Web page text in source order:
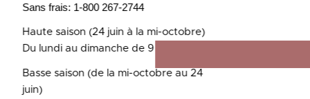
Sans frais: 1-800 267-2744
Haute saison (24 juin à la mi-octobre)
Du lundi au dimanche de 9 h à 18 h
Basse saison (de la mi-octobre au 24
juin)